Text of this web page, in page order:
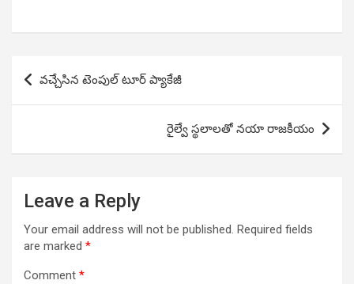
Post
navigation
వచ్చేసిన టెంపుల్ టూర్ ప్యాకేజీ
రైల్వే స్థలాలతో నయా రాజకీయం
Leave a Reply
Your email address will not be published. Required fields
are marked *
Comment *